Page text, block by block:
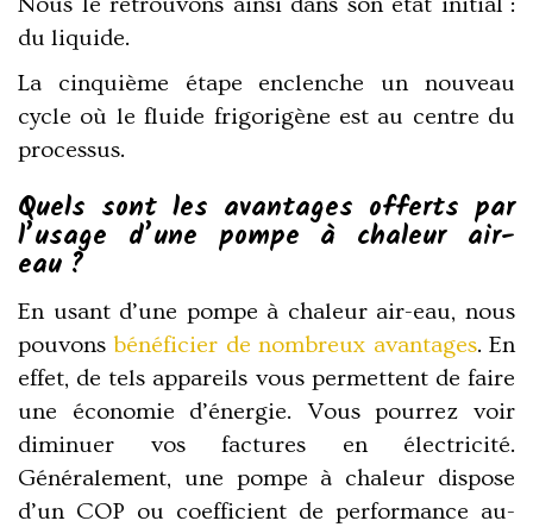
du liquide.
La cinquième étape enclenche un nouveau
cycle où le fluide frigorigène est au centre du
processus.
Quels sont les avantages offerts par
l’usage d’une pompe à chaleur air-
eau ?
En usant d’une pompe à chaleur air-eau, nous
pouvonsbénéficier de nombreux avantages. En
effet, de tels appareils vous permettent de faire
une économie d’énergie. Vous pourrez voir
diminuer vos factures en électricité.
Généralement, une pompe à chaleur dispose
d’un COP ou coefficient de performance au-